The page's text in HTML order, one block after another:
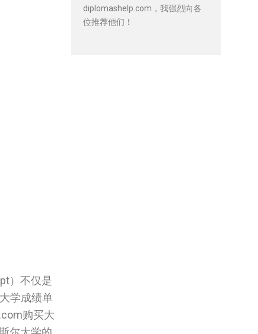
）不仅是
学成绩单
购买大
diplomashelp.com，我强烈向各
位推荐他们！